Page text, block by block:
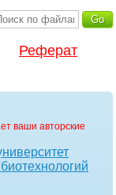
Реферат
ваши авторские